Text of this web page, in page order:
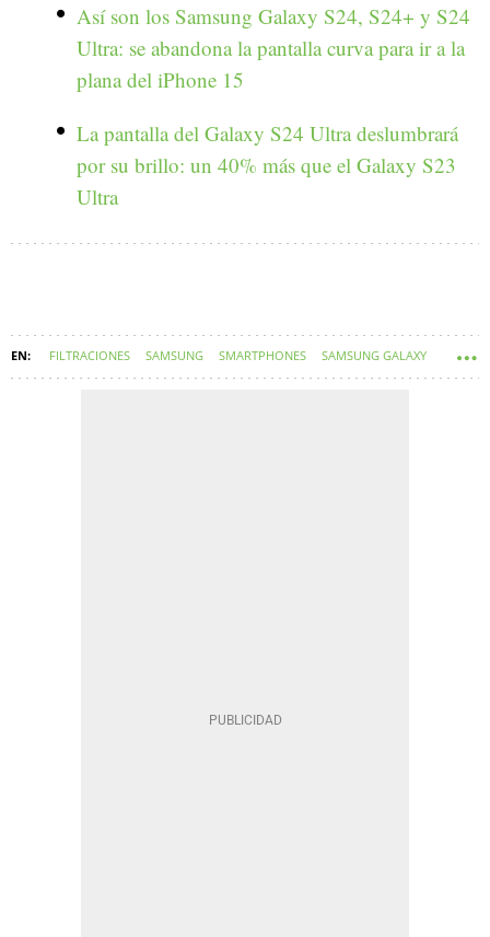
Así son los Samsung Galaxy S24, S24+ y S24
Ultra: se abandona la pantalla curva para ir a la
plana del iPhone 15
La pantalla del Galaxy S24 Ultra deslumbrará
por su brillo: un 40% más que el Galaxy S23
Ultra
FILTRACIONES SAMSUNG SMARTPHONES SAMSUNG GALAXY